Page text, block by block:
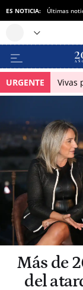
ES NOTICIA: Últimas
URGENTE Vivas
Más de
del